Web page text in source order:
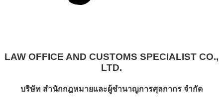
LAW OFFICE AND CUSTOMS SPECIALIST CO.,
LTD.
บริษัท สำนักกฎหมายและผู้ชำนาญการศุลกากร จำกัด